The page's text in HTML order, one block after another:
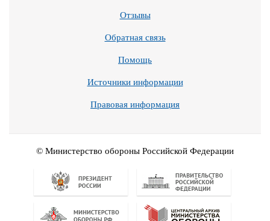
Отзывы
Обратная связь
Помощь
Источники информации
Правовая информация
© Министерство обороны Российской Федерации